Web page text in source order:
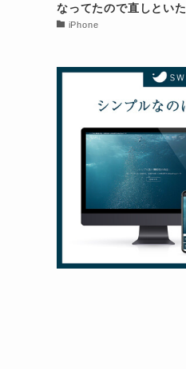
なってたので直しといた
iPhone